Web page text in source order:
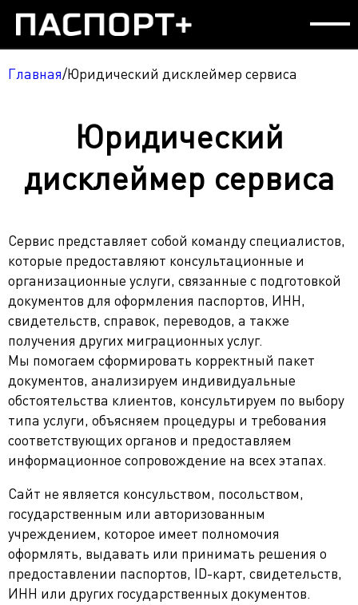
Услуги и цены
Загранпаспорт ребенку
Украинский паспорт (ID-карта)
Паспорт Украины в 14 лет (ID-карта)
Замена паспорта (обмен на ID, порча, смена
Утеря паспорта Украины
Прописка в Киеве
Вклейка фото в паспорт 25 и 45 лет
Идентификационный номер (ИНН)
Восстановление ИНН
Справка переселенца
Водительское удостоверение
Замена старых водительских прав на новые
Восстановление водительских прав при утере
Водительские права при смене фамилии
Свидетельство о рождении, браке или
разводе
Восстановление свидетельства о рождении
Восстановление свидетельства о рождении
умершего
Восстановление свидетельства о браке
Восстановление свидетельства о разводе
Справка о несудимости
Апостиль
Апостиль паспорта
Апостиль свидетельства о рождении
Апостиль справки о несудимости
Апостиль диплома и аттестата
Легализация документов
Легализация свидетельства о рождении, браке
Легализация диплома
Легализация для Китая
Легализация для ОАЭ
Перевод документов
Перевод паспорта
Перевод свидетельства о рождении, браке
Перевод справки о несудимости
RU
RU
Главная/Юридический дисклеймер сервиса
Юридический
дисклеймер сервиса
Сервис представляет собой команду специалистов,
которые предоставляют консультационные и
организационные услуги, связанные с подготовкой
документов для оформления паспортов, ИНН,
свидетельств, справок, переводов, а также
получения других миграционных услуг.
Мы помогаем сформировать корректный пакет
документов, анализируем индивидуальные
обстоятельства клиентов, консультируем по выбору
типа услуги, объясняем процедуры и требования
соответствующих органов и предоставляем
информационное сопровождение на всех этапах.
Сайт не является консульством, посольством,
государственным или авторизованным
учреждением, которое имеет полномочия
оформлять, выдавать или принимать решения о
предоставлении паспортов, ID-карт, свидетельств,
ИНН или других государственных документов.